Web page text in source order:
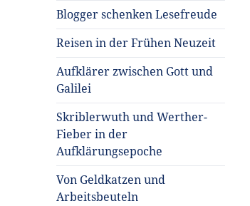
Blogger schenken Lesefreude
Reisen in der Frühen Neuzeit
Aufklärer zwischen Gott und
Galilei
Skriblerwuth und Werther-
Fieber in der
Aufklärungsepoche
Von Geldkatzen und
Arbeitsbeuteln